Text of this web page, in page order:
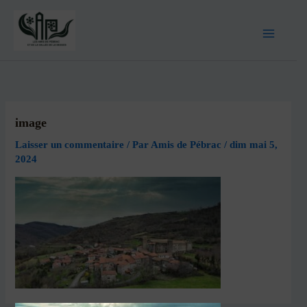
image
Laisser un commentaire / ParAmis de Pébrac/dim mai 5,
2024